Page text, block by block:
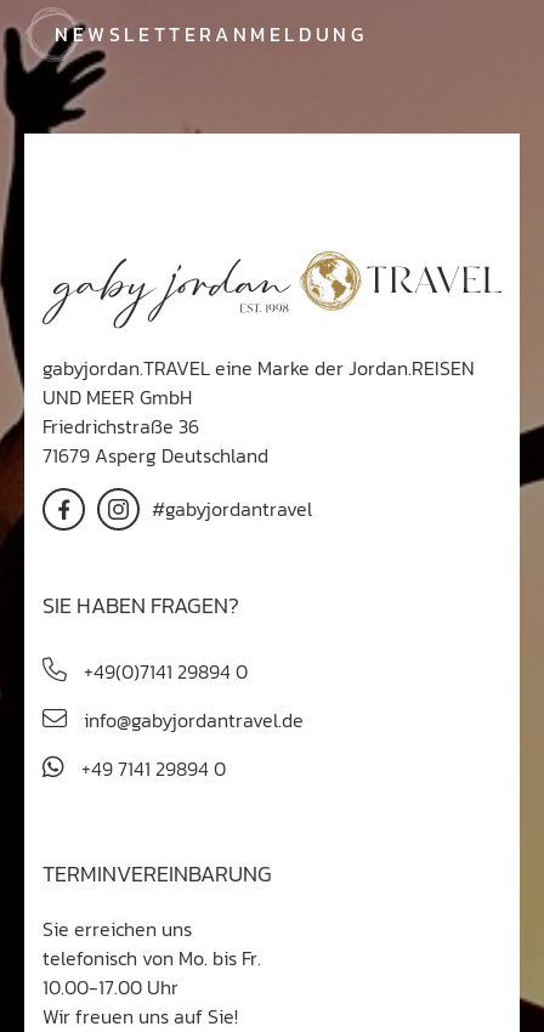
NEWSLETTERANMELDUNG
gabyjordan.TRAVEL eine Marke der Jordan.REISEN
UND MEER GmbH
Friedrichstraße 36
71679 Asperg Deutschland
#gabyjordantravel
SIE HABEN FRAGEN?
+49(0)7141 29894 0
info@gabyjordantravel.de
+49 7141 29894 0
TERMINVEREINBARUNG
Sie erreichen uns
telefonisch von Mo. bis Fr.
10.00-17.00 Uhr
Wir freuen uns auf Sie!